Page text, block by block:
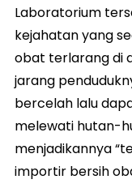
Laboratorium
kejahatan yang
obat terlarang di
jarang
bercelah lalu
melewati hutan-
menjadikannya
importir bersih